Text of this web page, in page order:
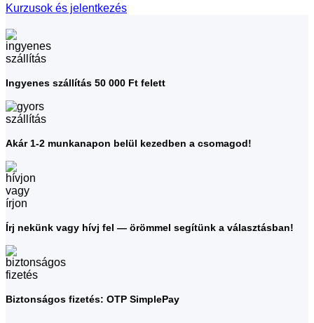
Kurzusok és jelentkezés
Ingyenes szállítás 50 000 Ft felett
Akár 1-2 munkanapon belül kezedben a csomagod!
Írj nekünk vagy hívj fel — örömmel segítünk a választásban!
Biztonságos fizetés: OTP SimplePay